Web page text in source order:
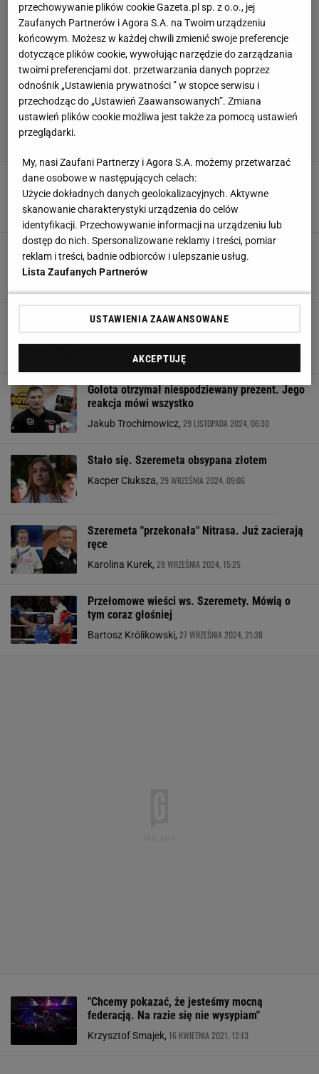
Trzęsienie ziemi w polskim boksie! Arcyważne
wieści dla Szeremety
Marcin Jaz,21 GRUDNIA 2024, 18:31
Polski boks pogrążony w żałobie. Nie żyje
Bogdan Gruchała
Polacy mogą nie pojechać na MŚ! Wszystko
przez rosyjskie powiązania
Gołota otrzymał niespodziewany prezent. Jego
reakcja mówi wszystko
Jakub Trochimowicz, 29 LISTOPADA 2024, 06:30
Stało się. Szeremeta obsypana złotem
Kacper Ciuksza, 29 WRZEŚNIA 2024, 09:06
Szeremeta "przekonała" Nitrasa. Już zacierają
ręce
Karolina Kurek, 28 WRZEŚNIA 2024, 15:25
Przełomowe wieści ws. Szeremety. Mówią o
tym coraz głośniej
Bartosz Królikowski, 27 WRZEŚNIA 2024, 21:38
"Chcemy pokazać, że jesteśmy mocną
federacją. Na razie się nie wysypiam"
Krzysztof Smajek, 16 KWIETNIA 2021, 12:13
przechowywanie plików cookie Gazeta.pl sp. z o.o., jej
Zaufanych Partnerów i Agora S.A. na Twoim urządzeniu
końcowym. Możesz w każdej chwili zmienić swoje preferencje
dotyczące plików cookie, wywołując narzędzie do zarządzania
twoimi preferencjami dot. przetwarzania danych poprzez
odnośnik „Ustawienia prywatności ” w stopce serwisu i
przechodząc do „Ustawień Zaawansowanych”. Zmiana
ustawień plików cookie możliwa jest także za pomocą ustawień
przeglądarki.
My, nasi Zaufani Partnerzy i Agora S.A. możemy przetwarzać
dane osobowe w następujących celach:
Użycie dokładnych danych geolokalizacyjnych. Aktywne
skanowanie charakterystyki urządzenia do celów
identyfikacji. Przechowywanie informacji na urządzeniu lub
dostęp do nich. Spersonalizowane reklamy i treści, pomiar
reklam i treści, badnie odbiorców i ulepszanie usług.
Lista Zaufanych Partnerów
USTAWIENIA ZAAWANSOWANE
AKCEPTUJĘ